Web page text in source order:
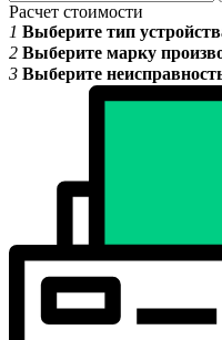
Расчет стоимости
1 Выберите тип
2 Выберите марку
3 Выберите